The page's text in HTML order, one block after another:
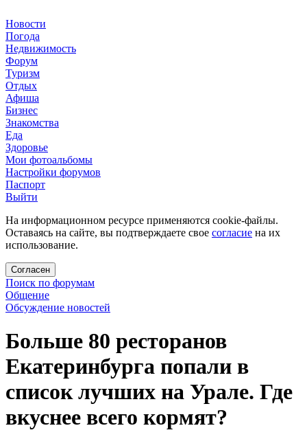
Новости
Погода
Недвижимость
Форум
Туризм
Отдых
Афиша
Бизнес
Знакомства
Еда
Здоровье
Мои фотоальбомы
Настройки форумов
Паспорт
Выйти
На информационном ресурсе применяются cookie-файлы.
Оставаясь на сайте, вы подтверждаете свое согласие на их
использование.
Согласен
Поиск по форумам
Общение
Обсуждение новостей
Больше 80 ресторанов
Екатеринбурга попали в
список лучших на Урале. Где
вкуснее всего кормят?